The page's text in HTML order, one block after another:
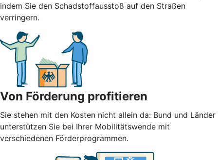
indem Sie den Schadstoffausstoß auf den Straßen
verringern.
Von Förderung profitieren
Sie stehen mit den Kosten nicht allein da: Bund und Länder
unterstützen Sie bei Ihrer Mobilitätswende mit
verschiedenen Förderprogrammen.